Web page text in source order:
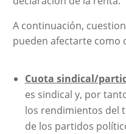
A continuación,
pueden afectarte como
Cuota sindical/
es sindical y, por
los rendimientos del
de los partidos